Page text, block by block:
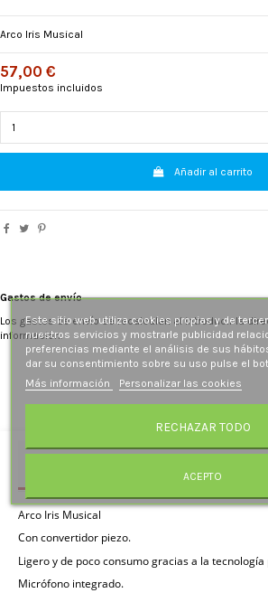
Arco Iris Musical
57,00 €
Impuestos incluidos
Añadir al carrito
Gastos de envío
Los gastos de envío se recalculan al introducir la
información.
Arco Iris Musical
Con convertidor piezo.
Ligero y de poco consumo gracias a la tecnología
Micrófono integrado.
Este sitio web utiliza cookies propias y de
nuestros servicios y mostrarle publicidad
preferencias mediante el análisis de sus
dar su consentimiento sobre su uso pulse el
Más información
Personalizar las cookies
RECHAZAR TODO
ACEPTO